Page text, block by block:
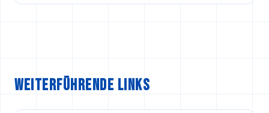
Weiterführende Links